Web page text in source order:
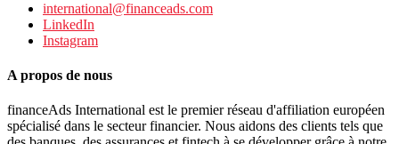
international@financeads.com
LinkedIn
Instagram
A propos de nous
financeAds International est le premier réseau d'affiliation européen
spécialisé dans le secteur financier. Nous aidons des clients tels que